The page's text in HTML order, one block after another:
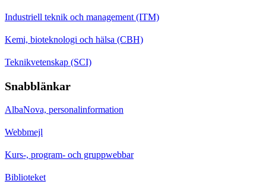
Industriell teknik och management (ITM)
Kemi, bioteknologi och hälsa (CBH)
Teknikvetenskap (SCI)
Snabblänkar
AlbaNova, personalinformation
Webbmejl
Kurs-, program- och gruppwebbar
Biblioteket